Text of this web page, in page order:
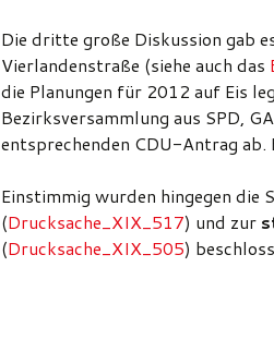
Die dritte große Diskussion gab
Vierlandenstraße (siehe auch das
die Planungen für 2012 auf Eis
Bezirksversammlung aus SPD,
entsprechenden CDU-Antrag
Einstimmig wurden hingegen die
(Drucksache_XIX_517) und zur
(Drucksache_XIX_505)